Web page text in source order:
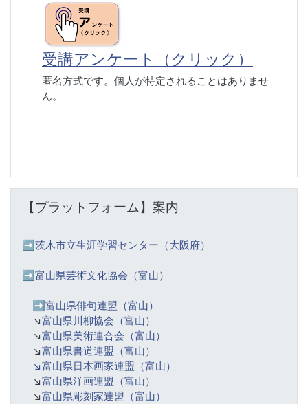
受講アンケート（クリック）
匿名方式です。個人が特定されることはありませ
ん。
【プラットフォーム】案内
➡️ 茨木市立生涯学習センター（大阪府）
➡️富山県芸術文化協会（富山）
➡️ 富山県俳句連盟（富山）
↘️富山県川柳協会（富山）
↘️富山県美術連合会（富山）
↘️富山県書道連盟（富山）
↘️富山県日本画家連盟（富山）
↘️富山県洋画連盟（富山）
↘️富山県彫刻家連盟（富山）